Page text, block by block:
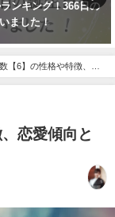
キング！366日の
した！
【6】の性格や特徴、恋
恋愛傾向と